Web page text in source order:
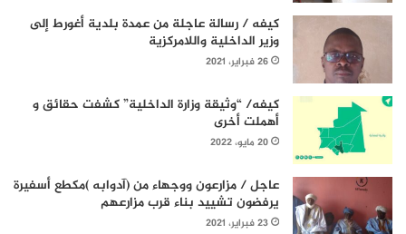
كيفه / رسالة عاجلة من عمدة بلدية أغورط إلى
وزير الداخلية واللامركزية
26 فبراير، 2021
كيفه/ “وثيقة وزارة الداخلية” كشفت حقائق و
أهملت أخرى
20 مايو، 2022
عاجل / مزارعون ووجهاء من (آدوابه )مكطع أسفيرة
يرفضون تشييد بناء قرب مزارعهم
23 فبراير، 2021